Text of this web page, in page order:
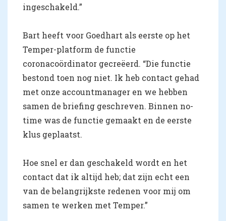
ingeschakeld.”
Bart heeft voor Goedhart als eerste op het
Temper-platform de functie
coronacoördinator gecreëerd. “Die functie
bestond toen nog niet. Ik heb contact gehad
met onze accountmanager en we hebben
samen de briefing geschreven. Binnen no-
time was de functie gemaakt en de eerste
klus geplaatst.
Hoe snel er dan geschakeld wordt en het
contact dat ik altijd heb; dat zijn echt een
van de belangrijkste redenen voor mij om
samen te werken met Temper.”